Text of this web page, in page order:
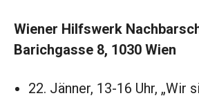
Wiener Hilfswerk
Barichgasse 8, 1030 Wien
22. Jänner, 13-16 Uhr, „Wir